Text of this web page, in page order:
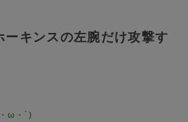
ーキンスの左腕だけ攻撃す
ω・´)